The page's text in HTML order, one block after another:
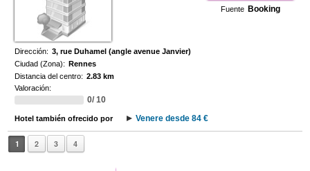
Fuente Booking
Dirección: 3, rue Duhamel (angle avenue Janvier)
Ciudad (Zona): Rennes
Distancia del centro: 2.83 km
Valoración:
0/ 10
Hotel también ofrecido por Venere desde 84 €
1 2 3 4